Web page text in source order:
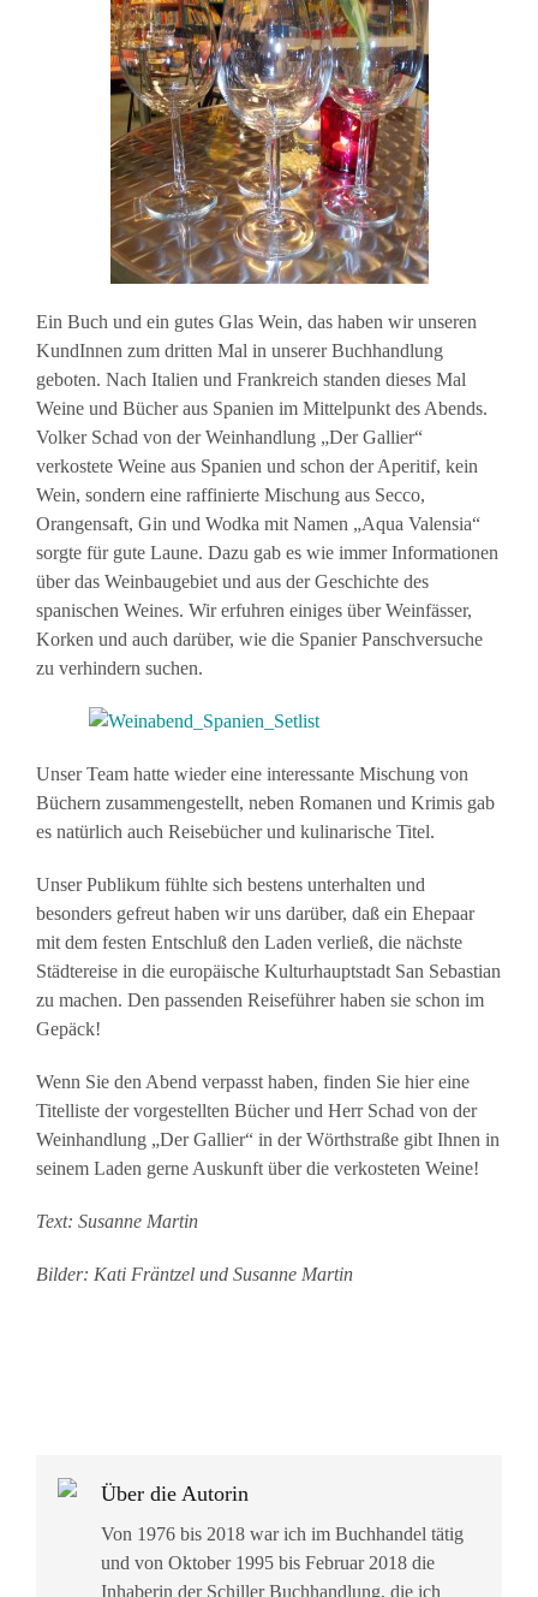
Ein Buch und ein gutes Glas Wein, das haben wir unseren
KundInnen zum dritten Mal in unserer Buchhandlung
geboten. Nach Italien und Frankreich standen dieses Mal
Weine und Bücher aus Spanien im Mittelpunkt des Abends.
Volker Schad von der Weinhandlung „Der Gallier“
verkostete Weine aus Spanien und schon der Aperitif, kein
Wein, sondern eine raffinierte Mischung aus Secco,
Orangensaft, Gin und Wodka mit Namen „Aqua Valensia“
sorgte für gute Laune. Dazu gab es wie immer Informationen
über das Weinbaugebiet und aus der Geschichte des
spanischen Weines. Wir erfuhren einiges über Weinfässer,
Korken und auch darüber, wie die Spanier Panschversuche
zu verhindern suchen.
Unser Team hatte wieder eine interessante Mischung von
Büchern zusammengestellt, neben Romanen und Krimis gab
es natürlich auch Reisebücher und kulinarische Titel.
Unser Publikum fühlte sich bestens unterhalten und
besonders gefreut haben wir uns darüber, daß ein Ehepaar
mit dem festen Entschluß den Laden verließ, die nächste
Städtereise in die europäische Kulturhauptstadt San Sebastian
zu machen. Den passenden Reiseführer haben sie schon im
Gepäck!
Wenn Sie den Abend verpasst haben, finden Sie hier eine
Titelliste der vorgestellten Bücher und Herr Schad von der
Weinhandlung „Der Gallier“ in der Wörthstraße gibt Ihnen in
seinem Laden gerne Auskunft über die verkosteten Weine!
Text: Susanne Martin
Bilder: Kati Fräntzel und Susanne Martin
Über die Autorin
Von 1976 bis 2018 war ich im Buchhandel tätig
und von Oktober 1995 bis Februar 2018 die
Inhaberin der Schiller Buchhandlung, die ich